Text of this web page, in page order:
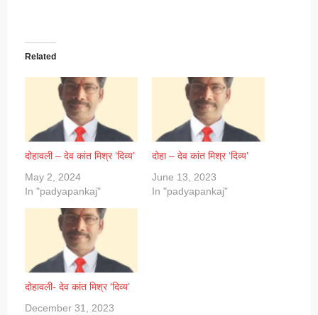
Related
दोहावली – देव कांत मिश्र ‘दिव्य’
May 2, 2024
In "padyapankaj"
दोहा – देव कांत मिश्र ‘दिव्य’
June 13, 2023
In "padyapankaj"
दोहावली- देव कांत मिश्र ‘दिव्य’
December 31, 2023